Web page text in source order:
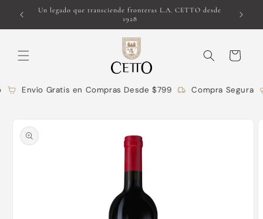
directamente
para la
Un legado que transciende fronteras L.A. CETTO desde
1928
Carrito
Envío Gratis en Compras Desde $799 Compra Segura
información